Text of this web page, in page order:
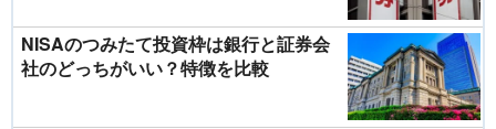
NISAのつみたて投資枠は銀行と証券会
社のどっちがいい？特徴を比較